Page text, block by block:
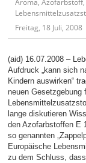
Freitag, 18 Juli, 2008
(aid) 16.07.2008 –
Aufdruck „kann sich
Kindern auswirken“
neuen Gesetzgebung
lange diskutieren
den Azofarbstoffen E
so genannten
Europäische
zu dem Schluss,